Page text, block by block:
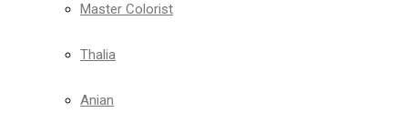
Master Colorist
Thalia
Anian